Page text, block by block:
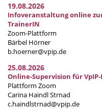
19.08.2026
Infoveranstaltung online
TrainerIN
Zoom-Plattform
Bärbel Hörner
b.hoerner@vpip.de
25.08.2026
Online-Supervision für
Plattform Zoom
Carina Haindl Strnad
c.haindlstrnad@vpip.de